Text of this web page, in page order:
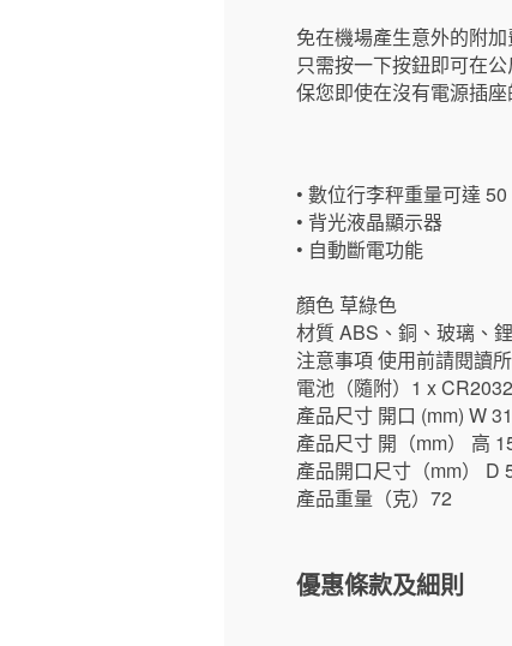
免在機場產生意外的附
只需按一下按鈕即可在
保您即使在沒有電源插
• 數位行李秤重量可達
• 背光液晶顯示器
• 自動斷電功能
顏色 草綠色
材質 ABS、銅、玻璃、
注意事項 使用前請閱讀
電池（隨附）1 x CR2032
產品尺寸 開口 (mm) W 31
產品尺寸 開（mm） 高
產品開口尺寸（mm） D
產品重量（克）72
優惠條款及細則